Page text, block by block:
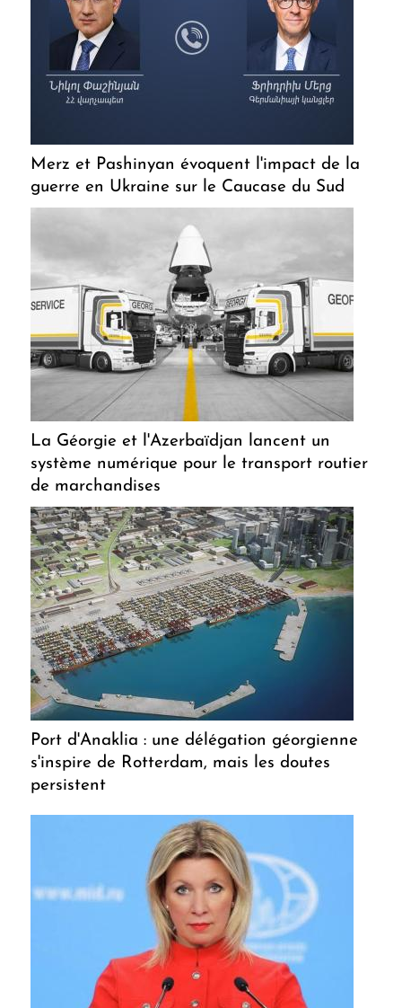
Merz et Pashinyan évoquent l'impact de la
guerre en Ukraine sur le Caucase du Sud
La Géorgie et l'Azerbaïdjan lancent un
système numérique pour le transport routier
de marchandises
Port d'Anaklia : une délégation géorgienne
s'inspire de Rotterdam, mais les doutes
persistent